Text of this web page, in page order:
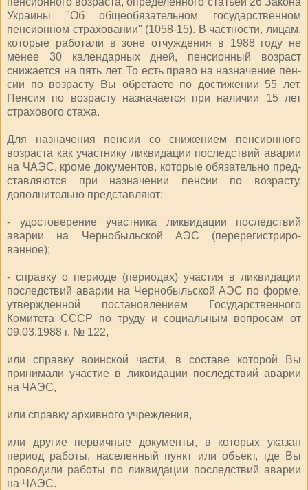
Украины "Об общеобязательном государственном
пенсионном стра­ховании" (1058-15). В частности, лицам,
которые работали в зоне отчуждения в 1988 году не
менее 30 календарных дней, пенсионный возраст
снижается на пять лет. То есть право на назначение пен­
сии по возрасту Вы обретаете по достижении 55 лет.
Пенсия по возра­сту назначается при наличии 15 лет
страхового стажа.
Для назначения пенсии со сниже­нием пенсионного
возраста как участнику ликвидации последст­вий аварии
на ЧАЭС, кроме документов, которые обязательно пред­
ставляются при назначении пенсии по возрасту,
дополнительно пред­ставляют:
- удостоверение участника ликви­дации последствий
аварии на Чер­нобыльской АЭС (перерегистриро­
ванное);
- справку о периоде (периодах) участия в ликвидации
последствий аварии на Чернобыльской АЭС по форме,
утвержденной постановлением Государственного
Комите­та СССР по труду и социальным вопросам от
09.03.1988 г. № 122,
или справку воинской части, в составе которой Вы
принимали уча­стие в ликвидации последствий ава­рии
на ЧАЭС,
или справку архивного учрежде­ния,
или другие первичные документы, в которых указан
период работы, населенный пункт или объект, где Вы
проводили работы по ликвидации последствий аварии
на ЧАЭС.